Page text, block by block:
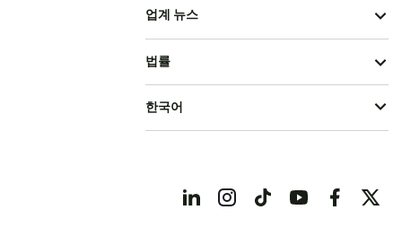
업계 뉴스
법률
한국어